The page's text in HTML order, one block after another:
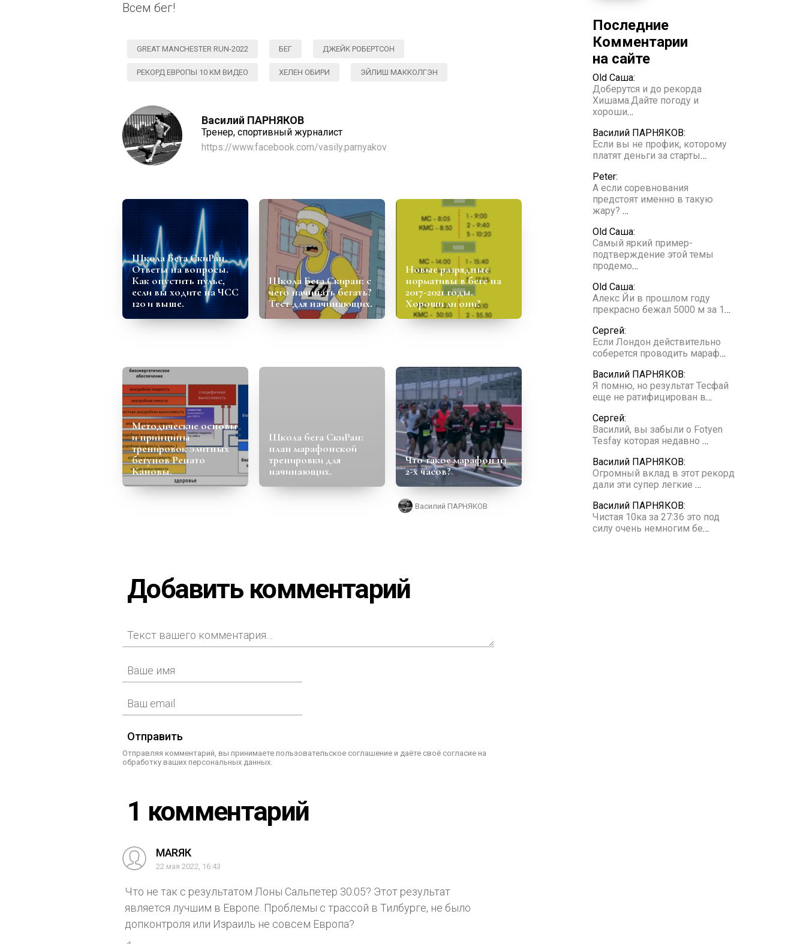
Всем бег!
GREAT MANCHESTER RUN-2022 БЕГ ДЖЕЙК РОБЕРТСОН
РЕКОРД ЕВРОПЫ 10 КМ ВИДЕО ХЕЛЕН ОБИРИ ЭЙЛИШ МАККОЛГЭН
Василий ПАРНЯКОВ
Тренер, спортивный журналист
https://www.facebook.com/vasily.parnyakov
Школа Бега СкиРан.
Ответы на вопросы.
Как опустить пульс,
если вы ходите на ЧСС
120 и выше.
Школа Бега Скиран: с
чего начинать бегать?
Тест для начинающих.
Новые разрядные
нормативы в беге на
2017-2021 годы.
Хороши ли они?
Методические основы
и принципы
тренировок элитных
бегунов Ренато
Кановы.
Школа бега СкиРан:
план марафонской
тренировки для
начинающих.
Что такое марафон из
2-х часов?
Василий ПАРНЯКОВ
Добавить комментарий
Отправить
Отправляя комментарий, вы принимаете пользовательское соглашение и даёте своё согласие на
обработку ваших персональных данных.
1 комментарий
МАRЯК
22 мая 2022, 16:43
Что не так с результатом Лоны Сальпетер 30:05? Этот результат
является лучшим в Европе. Проблемы с трассой в Тилбурге, не было
допконтроля или Израиль не совсем Европа?
Последние
Комментарии
на сайте
Old Саша:
Доберутся и до рекорда
Хишама.Дайте погоду и
хороши…
Василий ПАРНЯКОВ:
Если вы не профик, которому
платят деньги за старты…
Peter:
А если соревнования
предстоят именно в такую
жару? …
Old Саша:
Самый яркий пример-
подтверждение этой темы
продемо…
Old Саша:
Алекс Йи в прошлом году
прекрасно бежал 5000 м за 1…
Сергей:
Если Лондон действительно
соберется проводить мараф…
Василий ПАРНЯКОВ:
Я помню, но результат Тесфай
еще не ратифицирован в…
Сергей:
Василий, вы забыли о Fotyen
Tesfay которая недавно …
Василий ПАРНЯКОВ:
Огромный вклад в этот рекорд
дали эти супер легкие …
Василий ПАРНЯКОВ:
Чистая 10ка за 27:36 это под
силу очень немногим бе…